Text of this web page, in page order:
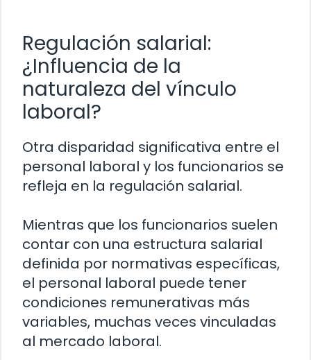
Regulación salarial:
¿Influencia de la
naturaleza del vínculo
laboral?
Otra disparidad significativa entre el
personal laboral y los funcionarios se
refleja en la regulación salarial.
Mientras que los funcionarios suelen
contar con una estructura salarial
definida por normativas específicas,
el personal laboral puede tener
condiciones remunerativas más
variables, muchas veces vinculadas
al mercado laboral.